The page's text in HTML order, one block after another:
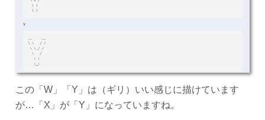
この「W」「Y」は（ギリ）いい感じに描けています
が…「X」が「Y」になっていますね。